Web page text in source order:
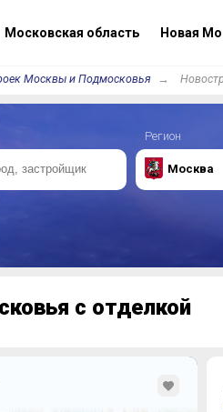
Московская область Новая
Москвы и Подмосковья
Регион
Москва
с отделкой